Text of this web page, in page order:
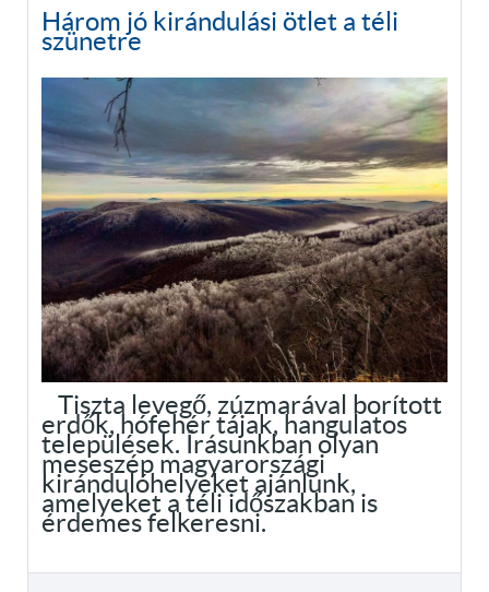
Három jó kirándulási ötlet a téli
szünetre
Tiszta levegő, zúzmarával borított
erdők, hófehér tájak, hangulatos
települések. Írásunkban olyan
meseszép magyarországi
kirándulóhelyeket ajánlunk,
amelyeket a téli időszakban is
érdemes felkeresni.